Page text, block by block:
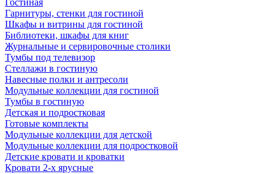
Гостиная
Гарнитуры, стенки для гостиной
Шкафы и витрины для гостиной
Библиотеки, шкафы для книг
Журнальные и сервировочные столики
Тумбы под телевизор
Стеллажи в гостиную
Навесные полки и антресоли
Модульные коллекции для гостиной
Тумбы в гостиную
Детская и подростковая
Готовые комплекты
Модульные коллекции для детской
Модульные коллекции для подростковой
Детские кровати и кроватки
Кровати 2-х ярусные